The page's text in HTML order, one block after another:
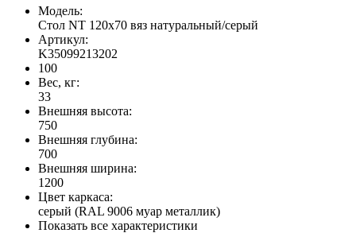
Модель:
Стол NT 120x70 вяз натуральный/серый
Артикул:
K35099213202
100
Вес, кг:
33
Внешняя высота:
750
Внешняя глубина:
700
Внешняя ширина:
1200
Цвет каркаса:
серый (RAL 9006 муар металлик)
Показать все характеристики